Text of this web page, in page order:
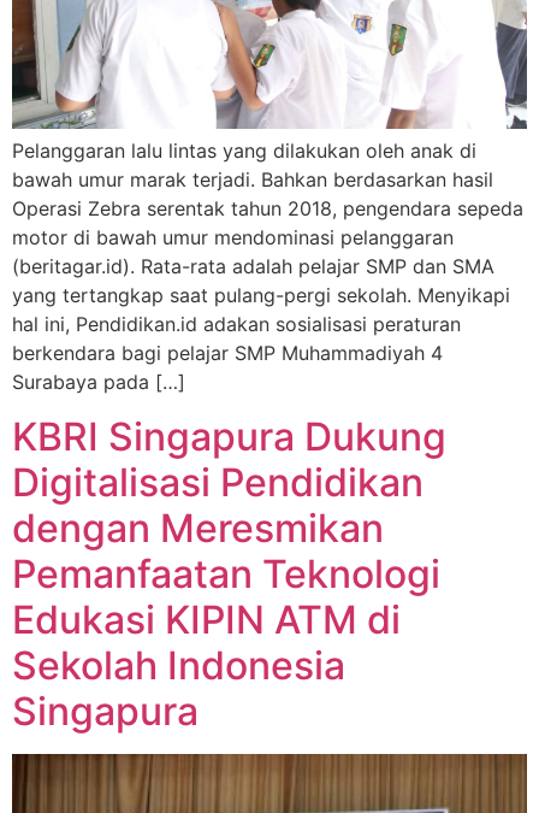
Pelanggaran lalu lintas yang dilakukan oleh anak di
bawah umur marak terjadi. Bahkan berdasarkan hasil
Operasi Zebra serentak tahun 2018, pengendara sepeda
motor di bawah umur mendominasi pelanggaran
(beritagar.id). Rata-rata adalah pelajar SMP dan SMA
yang tertangkap saat pulang-pergi sekolah. Menyikapi
hal ini, Pendidikan.id adakan sosialisasi peraturan
berkendara bagi pelajar SMP Muhammadiyah 4
Surabaya pada […]
KBRI Singapura Dukung
Digitalisasi Pendidikan
dengan Meresmikan
Pemanfaatan Teknologi
Edukasi KIPIN ATM di
Sekolah Indonesia
Singapura